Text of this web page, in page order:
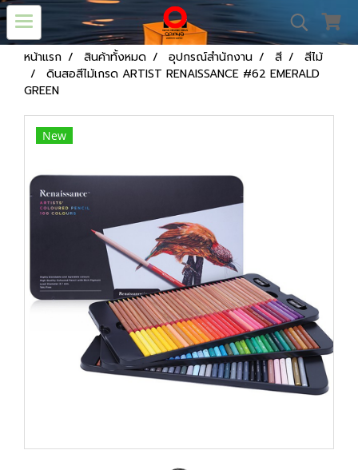
หน้าแรก สินค้าทั้งหมด อุปกรณ์สำนักงาน สี
สีไม้
ดินสอสีไม้เกรด ARTIST RENAISSANCE #62 EMERALD
GREEN
New